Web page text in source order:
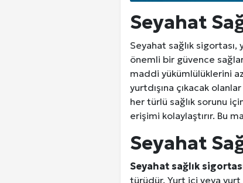
Seyahat
Seyahat sağlık
önemli bir güvence
maddi yükümlülüklerini
yurtdışına çıkacak
her türlü sağlık sorunu
erişimi kolaylaştırır. Bu
Seyahat
Seyahat sağlık
türüdür. Yurt içi veya yurt